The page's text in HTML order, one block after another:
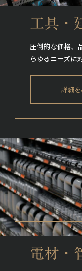
工具・
圧倒的な価格、
らゆるニーズに
詳細を
電材・